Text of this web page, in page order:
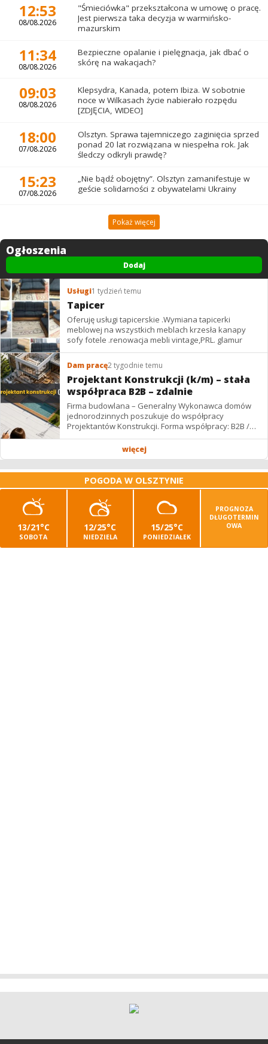
12:53
08/08.2026
"Śmieciówka" przekształcona w umowę o pracę.
Jest pierwsza taka decyzja w warmińsko-
mazurskim
11:34
08/08.2026
Bezpieczne opalanie i pielęgnacja, jak dbać o
skórę na wakacjach?
09:03
08/08.2026
Klepsydra, Kanada, potem Ibiza. W sobotnie
noce w Wilkasach życie nabierało rozpędu
[ZDJĘCIA, WIDEO]
18:00
07/08.2026
Olsztyn. Sprawa tajemniczego zaginięcia sprzed
ponad 20 lat rozwiązana w niespełna rok. Jak
śledczy odkryli prawdę?
15:23
07/08.2026
„Nie bądź obojętny”. Olsztyn zamanifestuje w
geście solidarności z obywatelami Ukrainy
Pokaż więcej
Ogłoszenia
Dodaj
Usługi1 tydzień temu
Tapicer
Oferuję usługi tapicerskie .Wymiana tapicerki
meblowej na wszystkich meblach krzesła kanapy
sofy fotele .renowacja mebli vintage,PRL. glamur
Dam pracę2 tygodnie temu
Projektant Konstrukcji (k/m) – stała
współpraca B2B – zdalnie
Firma budowlana – Generalny Wykonawca domów
jednorodzinnych poszukuje do współpracy
Projektantów Konstrukcji. Forma współpracy: B2B /
podwykonawstwo – zdalnie. Wynagrodzenie: ✔
więcej
POGODA W OLSZTYNIE
13/21°C
SOBOTA
12/25°C
NIEDZIELA
15/25°C
PONIEDZIAŁEK
PROGNOZA
DŁUGOTERMIN
OWA